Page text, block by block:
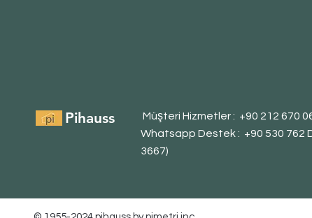
Pihauss
Müşteri Hizmetler : +90 212 670
Whatsapp Destek : +90 530 762
3667)